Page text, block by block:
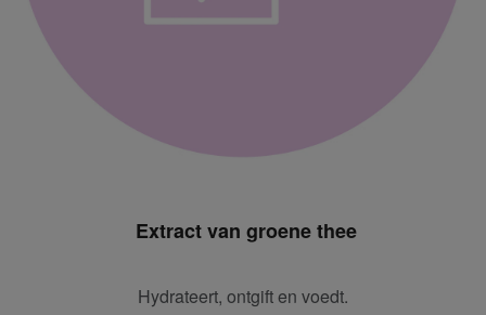
Extract van groene thee
Hydrateert, ontgift en voedt.